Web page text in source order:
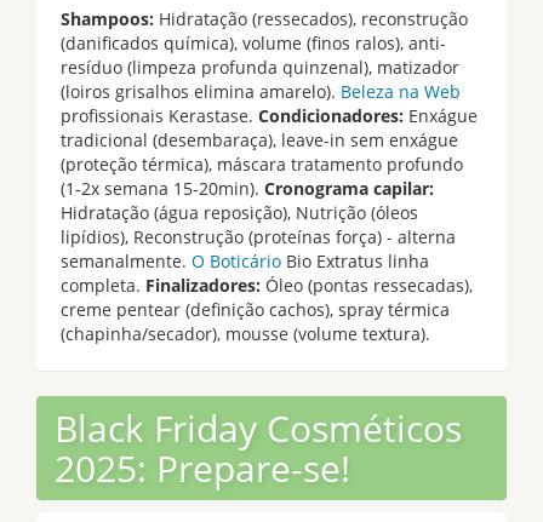
Shampoos: Hidratação (ressecados), reconstrução
(danificados química), volume (finos ralos), anti-
resíduo (limpeza profunda quinzenal), matizador
(loiros grisalhos elimina amarelo). Beleza na Web
profissionais Kerastase. Condicionadores: Enxágue
tradicional (desembaraça), leave-in sem enxágue
(proteção térmica), máscara tratamento profundo
(1-2x semana 15-20min). Cronograma capilar:
Hidratação (água reposição), Nutrição (óleos
lipídios), Reconstrução (proteínas força) - alterna
semanalmente. O Boticário Bio Extratus linha
completa. Finalizadores: Óleo (pontas ressecadas),
creme pentear (definição cachos), spray térmica
(chapinha/secador), mousse (volume textura).
Black Friday Cosméticos
2025: Prepare-se!